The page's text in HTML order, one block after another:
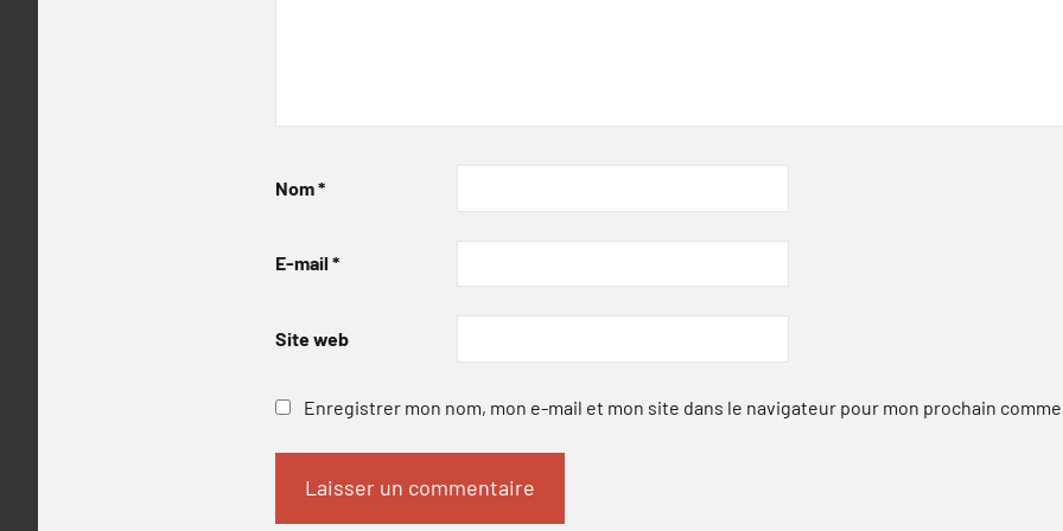
Nom*
E-mail *
Site web
Enregistrer mon nom, mon e-mail et mon site dans le navigateur pour mon prochain